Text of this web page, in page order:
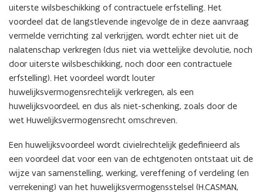
uiterste wilsbeschikking of contractuele erfstelling. Het
voordeel dat de langstlevende ingevolge de in deze aanvraag
vermelde verrichting zal verkrijgen, wordt echter niet uit de
nalatenschap verkregen (dus niet via wettelijke devolutie, noch
door uiterste wilsbeschikking, noch door een contractuele
erfstelling). Het voordeel wordt louter
huwelijksvermogensrechtelijk verkregen, als een
huwelijksvoordeel, en dus als niet-schenking, zoals door de
wet Huwelijksvermogensrecht omschreven.
Een huwelijksvoordeel wordt civielrechtelijk gedefinieerd als
een voordeel dat voor een van de echtgenoten ontstaat uit de
wijze van samenstelling, werking, vereffening of verdeling (en
verrekening) van het huwelijksvermogensstelsel (H.CASMAN,